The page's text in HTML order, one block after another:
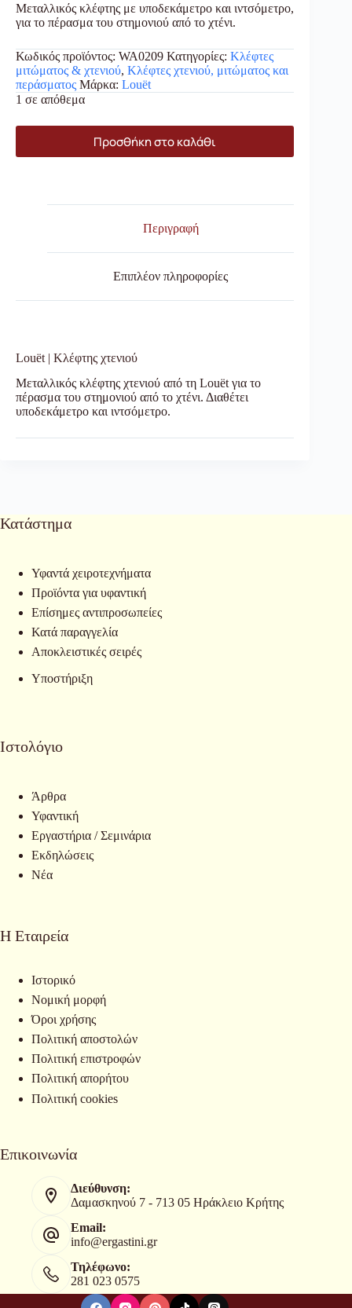
Μεταλλικός κλέφτης με υποδεκάμετρο και ιντσόμετρο,
για το πέρασμα του στημονιού από το χτένι.
Κωδικός προϊόντος: WA0209 Κατηγορίες: Κλέφτες
μιτώματος & χτενιού, Κλέφτες χτενιού, μιτώματος και
περάσματος Μάρκα: Louët
1 σε απόθεμα
Προσθήκη στο καλάθι
Περιγραφή
Επιπλέον πληροφορίες
Louët | Κλέφτης χτενιού
Μεταλλικός κλέφτης χτενιού από τη Louët για το
πέρασμα του στημονιού από το χτένι. Διαθέτει
υποδεκάμετρο και ιντσόμετρο.
Κατάστημα
Υφαντά χειροτεχνήματα
Προϊόντα για υφαντική
Επίσημες αντιπροσωπείες
Κατά παραγγελία
Αποκλειστικές σειρές
Υποστήριξη
Ιστολόγιο
Άρθρα
Υφαντική
Εργαστήρια / Σεμινάρια
Εκδηλώσεις
Νέα
Η Εταιρεία
Ιστορικό
Νομική μορφή
Όροι χρήσης
Πολιτική αποστολών
Πολιτική επιστροφών
Πολιτική απορήτου
Πολιτική cookies
Επικοινωνία
Διεύθυνση:
Δαμασκηνού 7 - 713 05 Ηράκλειο Κρήτης
Email:
info@ergastini.gr
Τηλέφωνο:
281 023 0575